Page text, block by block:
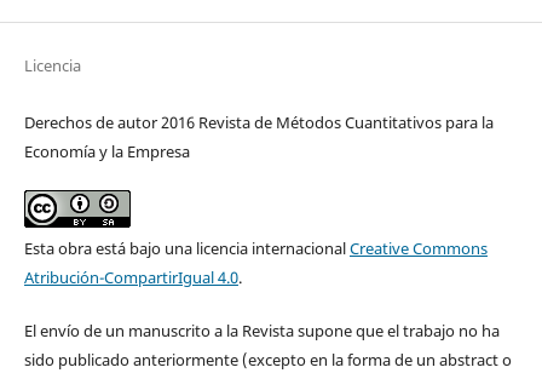
Licencia
Derechos de autor 2016 Revista de Métodos Cuantitativos para la
Economía y la Empresa
Esta obra está bajo una licencia internacionalCreative Commons
Atribución-CompartirIgual 4.0.
El envío de un manuscrito a la Revista supone que el trabajo no ha
sido publicado anteriormente (excepto en la forma de un abstract o